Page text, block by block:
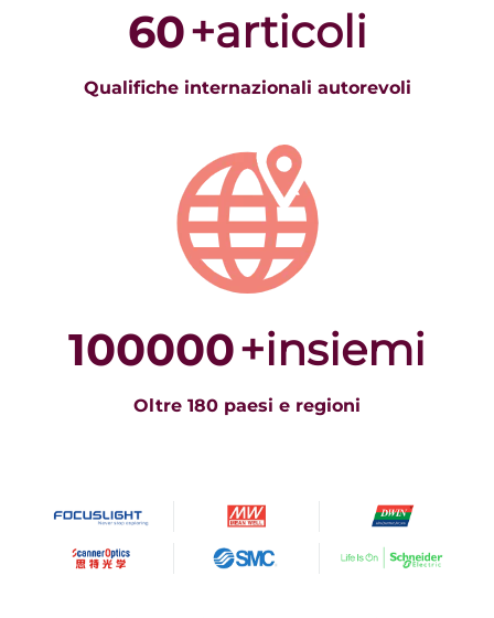
60+articoli
Qualifiche internazionali autorevoli
100000+insiemi
Oltre 180 paesi e regioni